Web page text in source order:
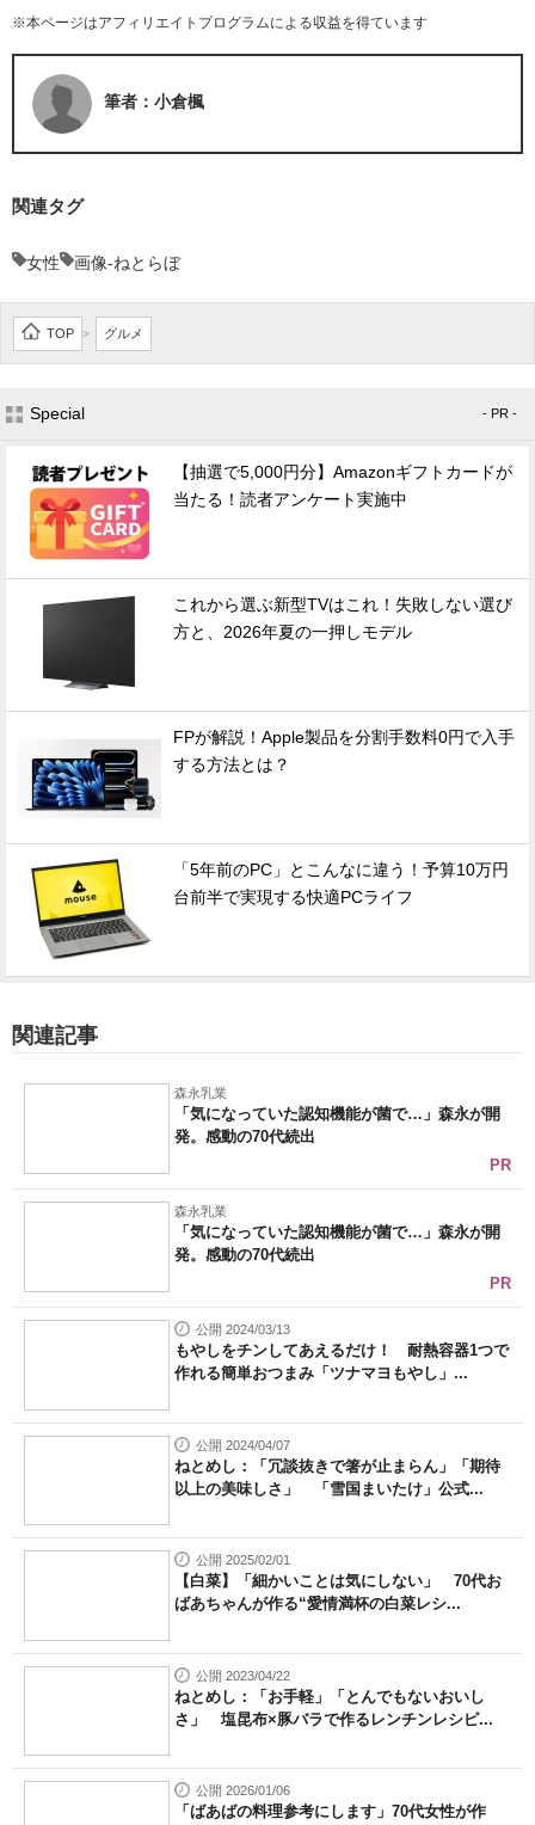
※本ページはアフィリエイトプログラムによる収益を得ています
筆者：小倉楓
関連タグ
女性 画像-ねとらぼ
TOP > グルメ
Special - PR -
【抽選で5,000円分】Amazonギフトカードが
当たる！読者アンケート実施中
これから選ぶ新型TVはこれ！失敗しない選び
方と、2026年夏の一押しモデル
FPが解説！Apple製品を分割手数料0円で入手
する方法とは？
「5年前のPC」とこんなに違う！予算10万円
台前半で実現する快適PCライフ
関連記事
森永乳業
「気になっていた認知機能が菌で…」森永が開
発。感動の70代続出
PR
森永乳業
「気になっていた認知機能が菌で…」森永が開
発。感動の70代続出
PR
公開 2024/03/13
もやしをチンしてあえるだけ！ 耐熱容器1つで
作れる簡単おつまみ「ツナマヨもやし」...
公開 2024/04/07
ねとめし：「冗談抜きで箸が止まらん」「期待
以上の美味しさ」 「雪国まいたけ」公式...
公開 2025/02/01
【白菜】「細かいことは気にしない」 70代お
ばあちゃんが作る“愛情満杯の白菜レシ...
公開 2023/04/22
ねとめし：「お手軽」「とんでもないおいし
さ」 塩昆布×豚バラで作るレンチンレシピ...
公開 2026/01/06
「ばあばの料理参考にします」70代女性が作